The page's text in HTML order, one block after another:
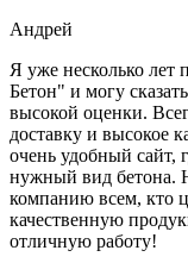
Андрей
Я уже несколько лет
Бетон" и могу
высокой оценки.
доставку и высокое
очень удобный сайт,
нужный вид бетона.
компанию всем, кто
качественную
отличную работу!